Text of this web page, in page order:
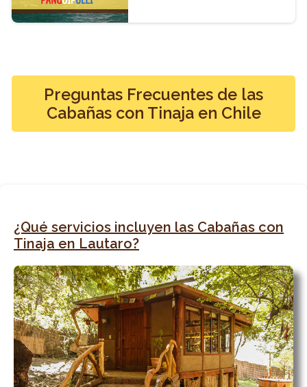
Preguntas Frecuentes de las
Cabañas con Tinaja en Chile
¿Qué servicios incluyen las Cabañas con
Tinaja en Lautaro?